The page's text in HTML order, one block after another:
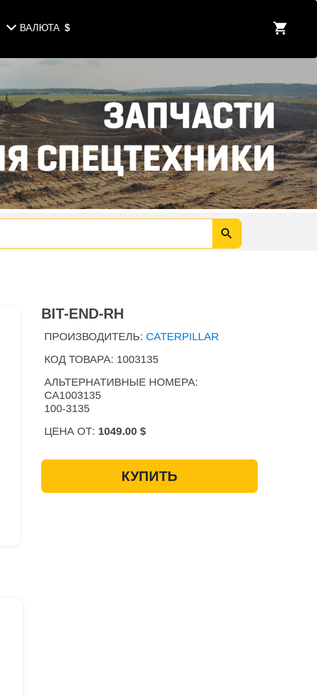
ВАЛЮТА $
BIT-END-RH
ПРОИЗВОДИТЕЛЬ: CATERPILLAR
КОД ТОВАРА: 1003135
АЛЬТЕРНАТИВНЫЕ НОМЕРА:
CA1003135
100-3135
ЦЕНА ОТ: 1049.00 $
КУПИТЬ